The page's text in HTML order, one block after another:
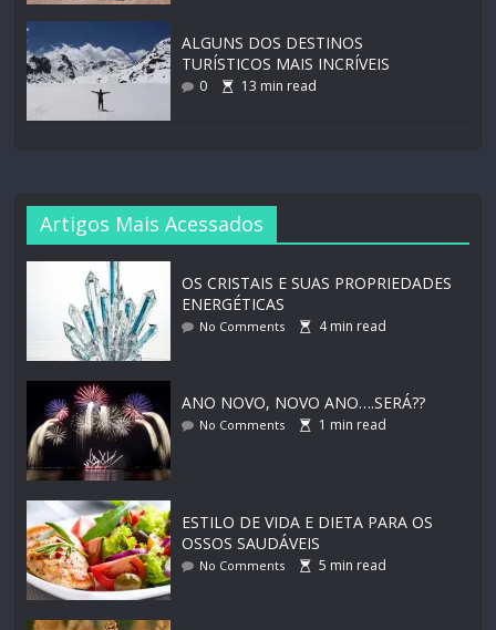
ALGUNS DOS DESTINOS
TURÍSTICOS MAIS INCRÍVEIS
0 13 min read
Artigos Mais Acessados
OS CRISTAIS E SUAS PROPRIEDADES
ENERGÉTICAS
No Comments 4min read
ANO NOVO, NOVO ANO….SERÁ??
No Comments 1 min read
ESTILO DE VIDA E DIETA PARA OS
OSSOS SAUDÁVEIS
No Comments 5 min read